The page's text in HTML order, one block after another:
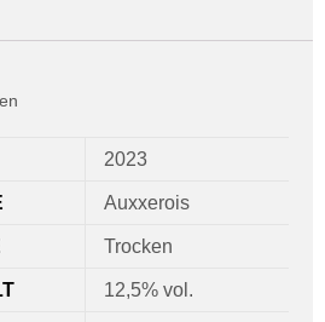
2023
Auxxerois
Trocken
12,5% vol.